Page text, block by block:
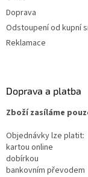
Doprava
Odstoupení od kupní
Reklamace
Doprava a platba
Zboží zasíláme
Objednávky lze platit:
kartou online
dobírkou
bankovním převodem